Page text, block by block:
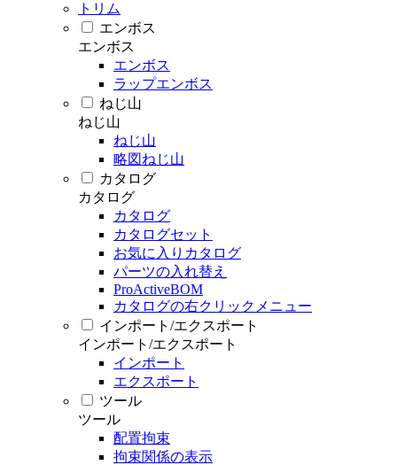
トリム
エンボス
エンボス
エンボス
ラップエンボス
ねじ山
ねじ山
ねじ山
略図ねじ山
カタログ
カタログ
カタログ
カタログセット
お気に入りカタログ
パーツの入れ替え
ProActiveBOM
カタログの右クリックメニュー
インポート/エクスポート
インポート/エクスポート
インポート
エクスポート
ツール
ツール
配置拘束
拘束関係の表示